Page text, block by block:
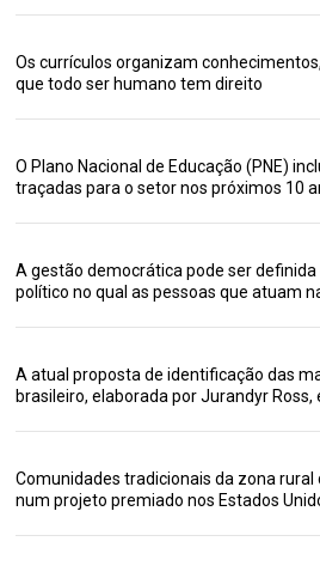
Os currículos organizam
que todo ser humano tem direito
O Plano Nacional de Educação (PNE)
traçadas para o setor nos próximos 10
A gestão democrática pode ser
político no qual as pessoas que atuam
A atual proposta de identificação das
brasileiro, elaborada por Jurandyr
Comunidades tradicionais da zona rural
num projeto premiado nos Estados